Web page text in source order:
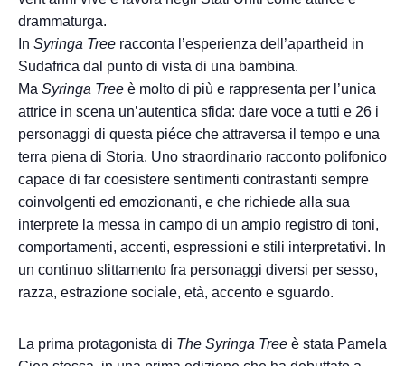
drammaturga.
In Syringa Tree racconta l’esperienza dell’apartheid in
Sudafrica dal punto di vista di una bambina.
Ma Syringa Tree è molto di più e rappresenta per l’unica
attrice in scena un’autentica sfida: dare voce a tutti e 26 i
personaggi di questa piéce che attraversa il tempo e una
terra piena di Storia. Uno straordinario racconto polifonico
capace di far coesistere sentimenti contrastanti sempre
coinvolgenti ed emozionanti, e che richiede alla sua
interprete la messa in campo di un ampio registro di toni,
comportamenti, accenti, espressioni e stili interpretativi. In
un continuo slittamento fra personaggi diversi per sesso,
razza, estrazione sociale, età, accento e sguardo.
La prima protagonista di The Syringa Tree è stata Pamela